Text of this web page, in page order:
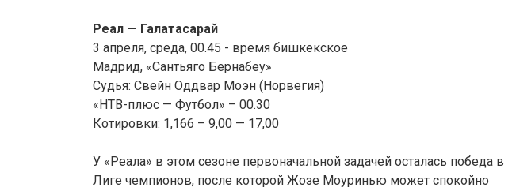
Реал — Галатасарай
3 апреля, среда, 00.45 - время бишкекское
Мадрид, «Сантьяго Бернабеу»
Судья: Свейн Оддвар Моэн (Норвегия)
«НТВ-плюс — Футбол» – 00.30
Котировки: 1,166 – 9,00 — 17,00
У «Реала» в этом сезоне первоначальной задачей осталась победа в
Лиге чемпионов, после которой Жозе Моуринью может спокойно